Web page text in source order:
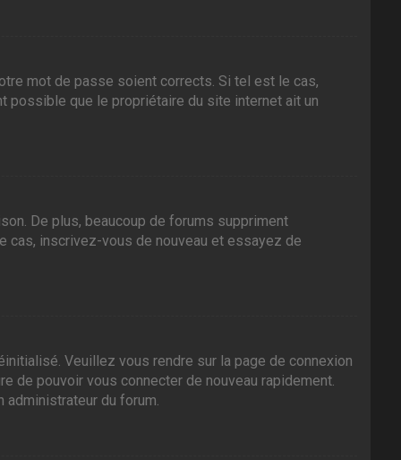
mot de passe soient corrects. Si tel est le cas,
possible que le propriétaire du site internet ait un
De plus, beaucoup de forums suppriment
cas, inscrivez-vous de nouveau et essayez de
Veuillez vous rendre sur la page de connexion
de pouvoir vous connecter de nouveau rapidement.
du forum.